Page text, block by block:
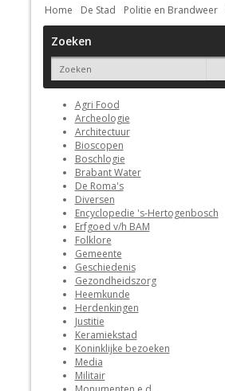
Home De Stad Politie en Brandweer
Zoeken
Agri Food
Archeologie
Architectuur
Bioscopen
Boschlogie
Brabant Water
De Roma's
Diversen
Encyclopedie 's-Hertogenbosch
Erfgoed v/h BAM
Folklore
Gemeente
Geschiedenis
Gezondheidszorg
Heemkunde
Herdenkingen
Justitie
Keramiekstad
Koninklijke bezoeken
Media
Militair